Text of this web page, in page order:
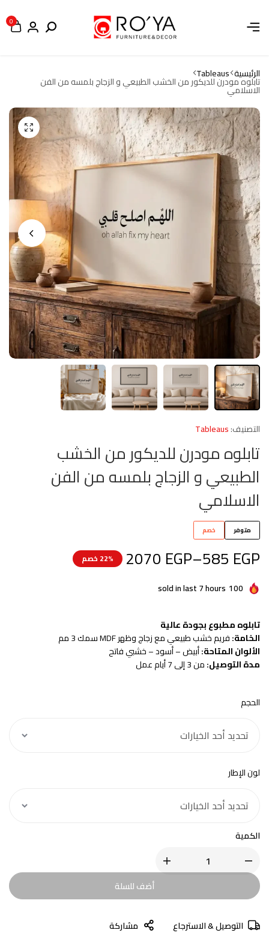
0
الرئيسية Tableaus
تابلوه مودرن للديكور من الخشب الطبيعي و الزجاج بلمسه من الفن
الاسلامي
التصنيف:Tableaus
تابلوه مودرن للديكور من الخشب
الطبيعي و الزجاج بلمسه من الفن
الاسلامي
متوفر خصم
585 EGP
–
2070 EGP 22% خصم
100
sold in last 7 hours
تابلوه مطبوع بجودة عالية
الخامة:فريم خشب طبيعي مع زجاج وظهر MDF سمك 3 مم
الألوان المتاحة:أبيض – أسود – خشبي فاتح
مدة التوصيل:من 3 إلى 7 أيام عمل
الحجم
لون الإطار
الكمية
أضف للسلة
التوصيل & الاسترجاع
مشاركة